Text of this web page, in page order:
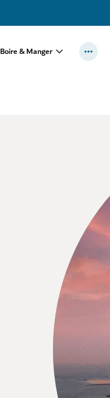
Boire & Manger